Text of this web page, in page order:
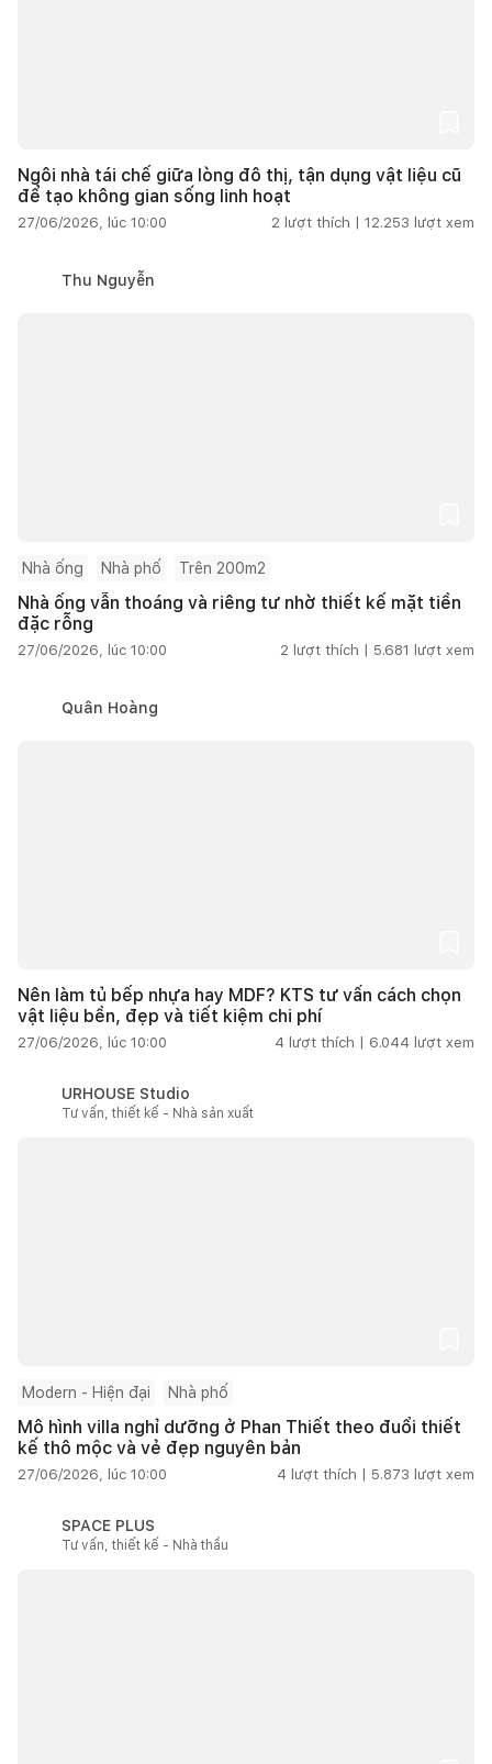
Ngôi nhà tái chế giữa lòng đô thị, tận dụng vật liệu cũ
để tạo không gian sống linh hoạt
27/06/2026, lúc 10:00 2 lượt thích | 12.253 lượt xem
Thu Nguyễn
Nhà ống Nhà phố Trên 200m2
Nhà ống vẫn thoáng và riêng tư nhờ thiết kế mặt tiền
đặc rỗng
27/06/2026, lúc 10:00 2 lượt thích | 5.681 lượt xem
Quân Hoàng
Nên làm tủ bếp nhựa hay MDF? KTS tư vấn cách chọn
vật liệu bền, đẹp và tiết kiệm chi phí
27/06/2026, lúc 10:00 4 lượt thích | 6.044 lượt xem
URHOUSE Studio
Tư vấn, thiết kế - Nhà sản xuất
Modern - Hiện đại Nhà phố
Mô hình villa nghỉ dưỡng ở Phan Thiết theo đuổi thiết
kế thô mộc và vẻ đẹp nguyên bản
27/06/2026, lúc 10:00 4 lượt thích | 5.873 lượt xem
SPACE PLUS
Tư vấn, thiết kế - Nhà thầu